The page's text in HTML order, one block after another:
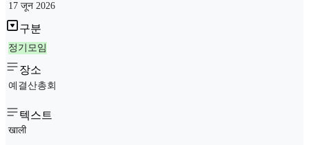
17 जून 2026
구분
정기모임
장소
예결산총회
텍스트
खाली